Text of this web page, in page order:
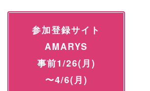
参加登録サイト
AMARYS
事前1/26(月)
〜4/6(月)